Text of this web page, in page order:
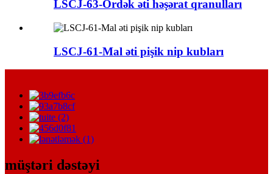
LSCJ-63-Ördək əti həşərat qranulları
LSCJ-61-Mal əti pişik nip kubları
müştəri dəstəyi